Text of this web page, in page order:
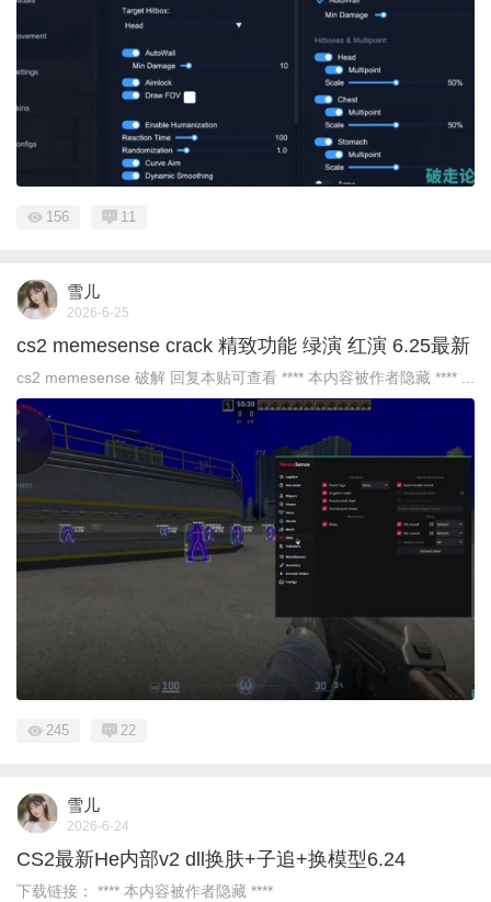
156 11
雪儿
2026-6-25
cs2 memesense crack 精致功能 绿演 红演 6.25最新
cs2 memesense 破解 回复本贴可查看 **** 本内容被作者隐藏 **** ...
245 22
雪儿
2026-6-24
CS2最新He内部v2 dll换肤+子追+换模型6.24
下载链接： **** 本内容被作者隐藏 ****